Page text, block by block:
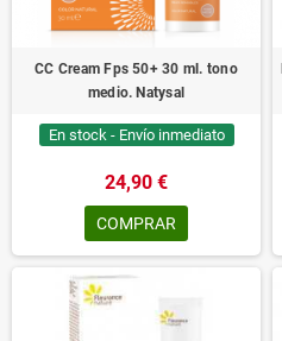
CC Cream Fps 50+ 30 ml. tono
medio. Natysal
En stock - Envío inmediato
24,90 €
COMPRAR